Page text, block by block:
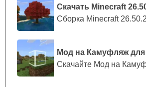
Скачать Minecraft
Сборка Minecraft
Морантом или Дерриком Роузом,
организовать матч по броскам в
песочнице.
Можно тренироваться в одиночестве
навык броска.